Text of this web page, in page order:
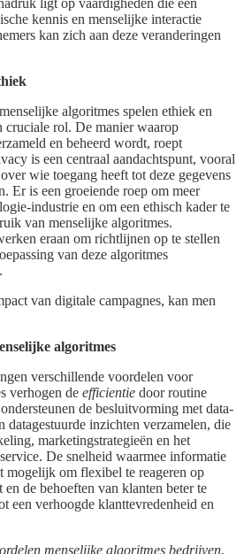
ligt op vaardigheden die een
kennis en menselijke interactie
kan zich aan deze veranderingen
algoritmes spelen ethiek en
cruciale rol. De manier waarop
en beheerd wordt, roept
is een centraal aandachtspunt, vooral
wie toegang heeft tot deze gegevens
Er is een groeiende roep om meer
industrie en om een ethisch kader te
van menselijke algoritmes.
eraan om richtlijnen op te stellen
van deze algoritmes
van digitale campagnes, kan men
algoritmes
verschillende voordelen voor
verhogen de efficientie door routine
de besluitvorming met data-
datagestuurde inzichten verzamelen, die
marketingstrategieën en het
De snelheid waarmee informatie
mogelijk om flexibel te reageren op
de behoeften van klanten beter te
een verhoogde klanttevredenheid en
menselijke algoritmes bedrijven,